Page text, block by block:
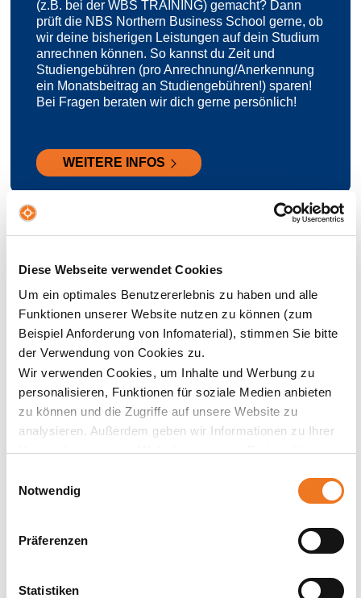
Diese Webseite verwendet Cookies
Um ein optimales Benutzererlebnis zu haben und alle
Funktionen unserer Website nutzen zu können (zum
Beispiel Anforderung von Infomaterial), stimmen Sie bitte
der Verwendung von Cookies zu.
Wir verwenden Cookies, um Inhalte und Werbung zu
personalisieren, Funktionen für soziale Medien anbieten
zu können und die Zugriffe auf unsere Website zu
analysieren. Außerdem geben wir Informationen zu Ihrer
Verwendung unserer Website an unsere Partner für
Partner führen diese Informationen möglicherweise mit
weiteren Daten zusammen, die Sie ihnen bereitgestellt
haben oder die sie im Rahmen Ihrer Nutzung der Dienste
gesammelt haben.
Notwendig
Präferenzen
Statistiken
(z.B. bei der WBS TRAINING) gemacht? Dann
prüft die NBS Northern Business School gerne, ob
wir deine bisherigen Leistungen auf dein Studium
anrechnen können. So kannst du Zeit und
Studiengebühren (pro Anrechnung/Anerkennung
ein Monatsbeitrag an Studiengebühren!) sparen!
Bei Fragen beraten wir dich gerne persönlich!
WEITERE INFOS
6 Gründe, warum die NBS die
perfekte Wahl für dich ist